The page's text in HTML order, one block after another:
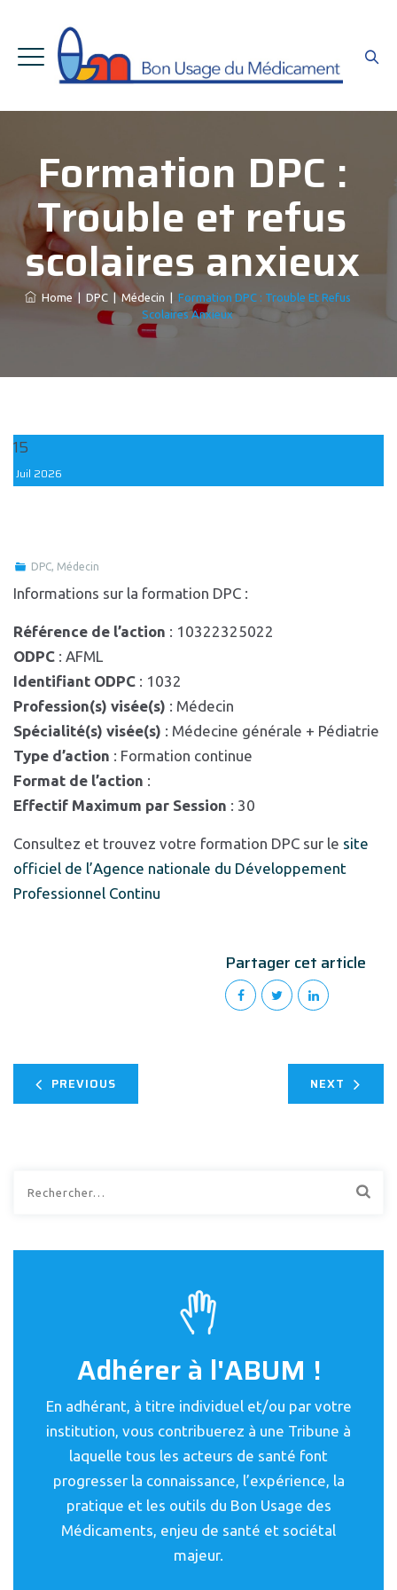
Formation DPC :
Trouble et refus
scolaires anxieux
Home DPC|Médecin
Formation DPC : Trouble Et Refus
Scolaires Anxieux
15
Juil 2026
DPC, Médecin
Informations sur la formation DPC :
Référence de l’action : 10322325022
ODPC : AFML
Identifiant ODPC : 1032
Profession(s) visée(s) : Médecin
Spécialité(s) visée(s) : Médecine générale + Pédiatrie
Type d’action : Formation continue
Format de l’action :
Effectif Maximum par Session : 30
Consultez et trouvez votre formation DPC sur le site
officiel de l’Agence nationale du Développement
Professionnel Continu
Partager cet article
PREVIOUS NEXT
Adhérer à l'ABUM !
En adhérant, à titre individuel et/ou par votre
institution, vous contribuerez à une Tribune à
laquelle tous les acteurs de santé font
progresser la connaissance, l’expérience, la
pratique et les outils du Bon Usage des
Médicaments, enjeu de santé et sociétal
majeur.